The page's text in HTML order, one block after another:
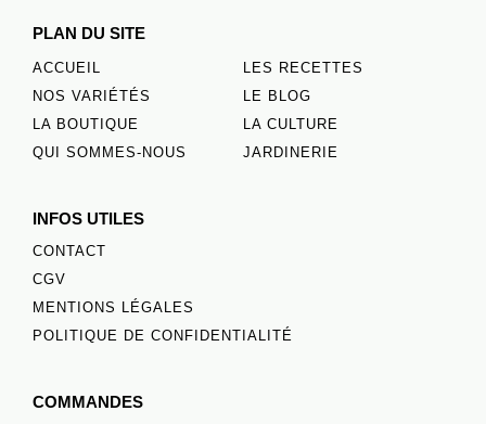
PLAN DU SITE
ACCUEIL
NOS VARIÉTÉS
LA BOUTIQUE
QUI SOMMES-NOUS
LES RECETTES
LE BLOG
LA CULTURE
JARDINERIE
INFOS UTILES
CONTACT
CGV
MENTIONS LÉGALES
POLITIQUE DE CONFIDENTIALITÉ
COMMANDES